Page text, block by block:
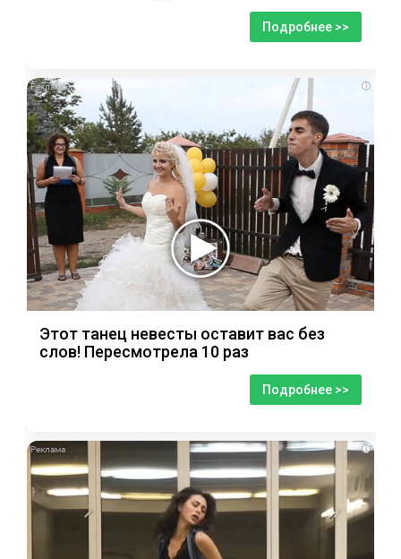
Подробнее >>
i
Этот танец невесты оставит вас без
слов! Пересмотрела 10 раз
Подробнее >>
i